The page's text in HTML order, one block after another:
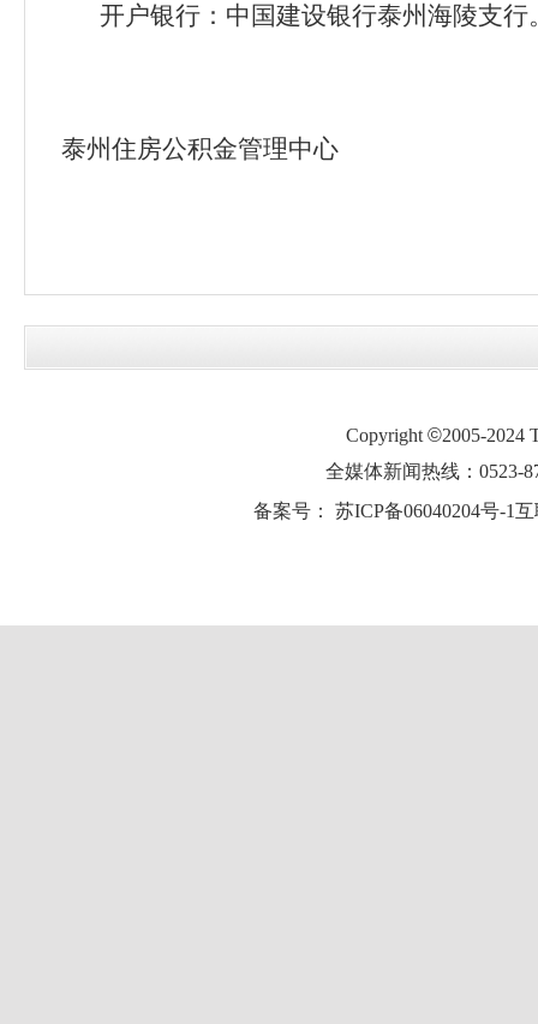
开户银行：中国建设银行泰州海陵支行
泰州住房公积金管理中心
Copyright ©2005-2024
全媒体新闻热线：0523-
备案号： 苏ICP备06040204号-1互